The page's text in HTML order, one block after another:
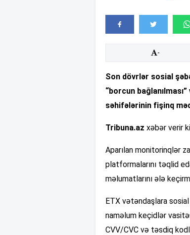
-
Son dövrlər sosial
“borcun
səhifələrinin fişinq
Tribuna.az xəbər verir
Aparılan monitorinqlər
platformalarını təqlid
məlumatlarını ələ
ETX vətəndaşlara
naməlum keçidlər
CVV/CVC və təsdiq